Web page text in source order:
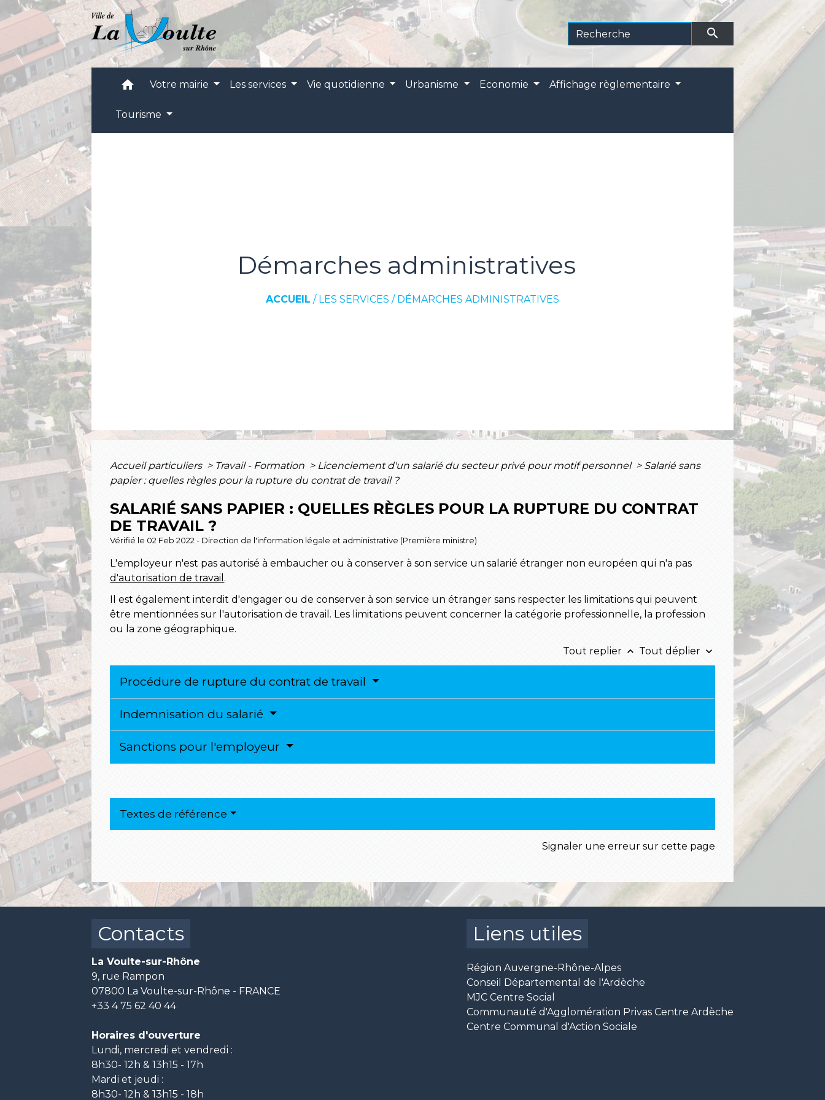
search
home Votre mairie Les services Vie quotidienne Urbanisme Economie Affichage règlementaire
Tourisme
Démarches administratives
ACCUEIL / LES SERVICES / DÉMARCHES ADMINISTRATIVES
Accueil particuliers > Travail - Formation > Licenciement d'un salarié du secteur privé pour motif personnel > Salarié sans
papier : quelles règles pour la rupture du contrat de travail ?
SALARIÉ SANS PAPIER : QUELLES RÈGLES POUR LA RUPTURE DU CONTRAT
DE TRAVAIL ?
Vérifié le 02 Feb 2022 - Direction de l'information légale et administrative (Première ministre)
L'employeur n'est pas autorisé à embaucher ou à conserver à son service un salarié étranger non européen qui n'a pas
d'autorisation de travail .
Il est également interdit d'engager ou de conserver à son service un étranger sans respecter les limitations qui peuvent
être mentionnées sur l'autorisation de travail. Les limitations peuvent concerner la catégorie professionnelle, la profession
ou la zone géographique.
Tout replier keyboard_arrow_up Tout déplier keyboard_arrow_down
Procédure de rupture du contrat de travail
Indemnisation du salarié
Sanctions pour l'employeur
Textes de référence
Signaler une erreur sur cette page
Contacts
La Voulte-sur-Rhône
9, rue Rampon
07800 La Voulte-sur-Rhône - FRANCE
+33 4 75 62 40 44
Horaires d'ouverture
Lundi, mercredi et vendredi :
8h30- 12h & 13h15 - 17h
Mardi et jeudi :
8h30- 12h & 13h15 - 18h
Liens utiles
Région Auvergne-Rhône-Alpes
Conseil Départemental de l'Ardèche
MJC Centre Social
Communauté d'Agglomération Privas Centre Ardèche
Centre Communal d'Action Sociale